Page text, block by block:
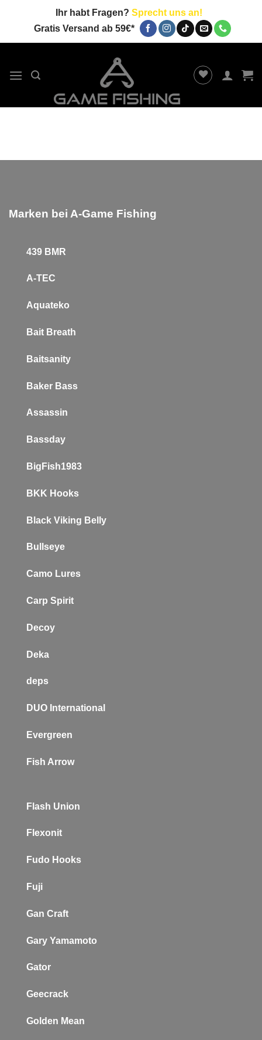
Ihr habt Fragen? Sprecht uns an!
Gratis Versand ab 59€*
Marken bei A-Game Fishing
439 BMR
A-TEC
Aquateko
Bait Breath
Baitsanity
Baker Bass
Assassin
Bassday
BigFish1983
BKK Hooks
Black Viking Belly
Bullseye
Camo Lures
Carp Spirit
Decoy
Deka
deps
DUO International
Evergreen
Fish Arrow
Flash Union
Flexonit
Fudo Hooks
Fuji
Gan Craft
Gary Yamamoto
Gator
Geecrack
Golden Mean